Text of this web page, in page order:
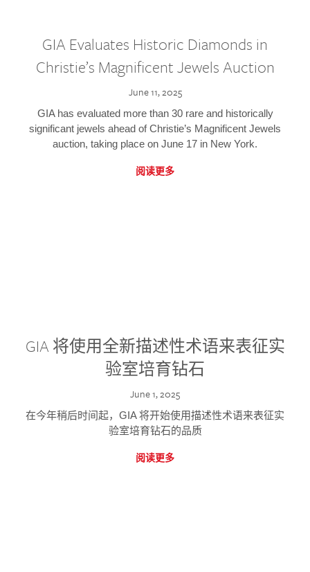
GIA Evaluates Historic Diamonds in
Christie’s Magnificent Jewels Auction
June 11, 2025
GIA has evaluated more than 30 rare and historically
significant jewels ahead of Christie’s Magnificent Jewels
auction, taking place on June 17 in New York.
阅读更多
GIA 将使用全新描述性术语来表征实
验室培育钻石
June 1, 2025
在今年稍后时间起，GIA 将开始使用描述性术语来表征实
验室培育钻石的品质
阅读更多